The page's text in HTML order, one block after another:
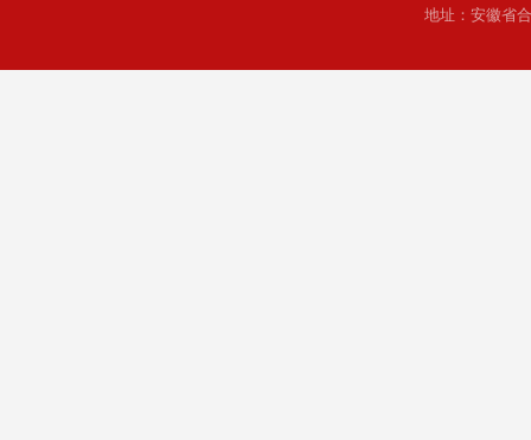
地址：安徽省